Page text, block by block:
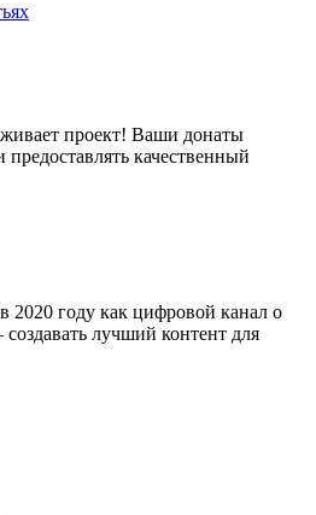
проект! Ваши донаты
качественный
2020 году как цифровой канал о
лучший контент для